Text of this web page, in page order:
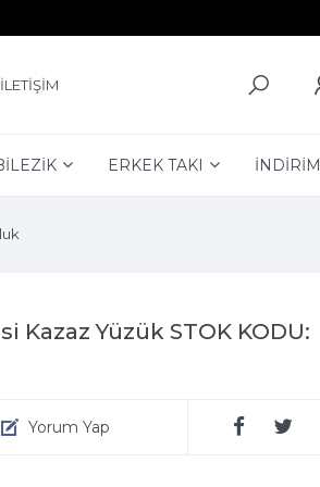
İLETİŞİM
ERKEK TAKI İNDİRİM
Kazaz Yüzük STOK KODU:
Yorum Yap